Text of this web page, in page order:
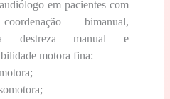
em pacientes com
bimanual,
destreza manual e
motora fina: